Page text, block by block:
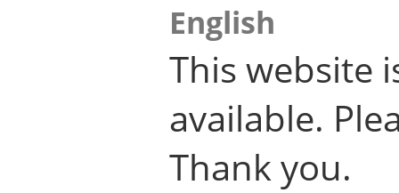
English
This website
available.
Thank you.